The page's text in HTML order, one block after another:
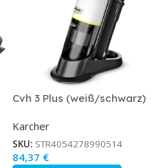
Cvh 3 Plus (weiß/schwarz)
Karcher
SKU: STR4054278990514
84,37 €